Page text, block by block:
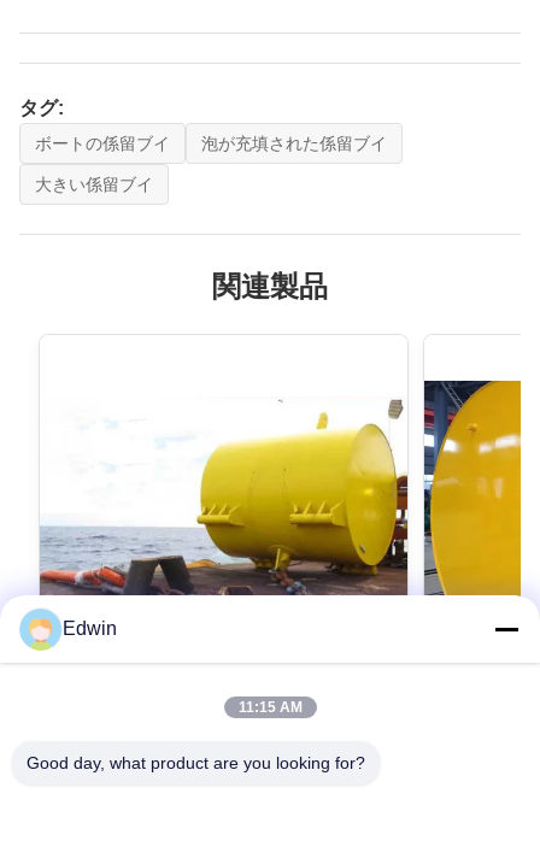
タグ:
ボートの係留ブイ 泡が充填された係留ブイ
大きい係留ブイ
関連製品
ブイ
Edwin
11:15 AM
Good day, what product are you looking for?